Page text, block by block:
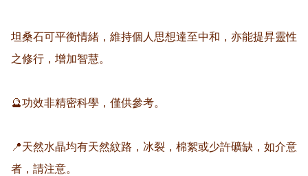
坦桑石可平衡情緒，維持個人思想達至中和，亦能提昇靈性
之修行，增加智慧。
🔮功效非精密科學，僅供參考。
📍天然水晶均有天然紋路，冰裂，棉絮或少許礦缺，如介意
者，請注意。